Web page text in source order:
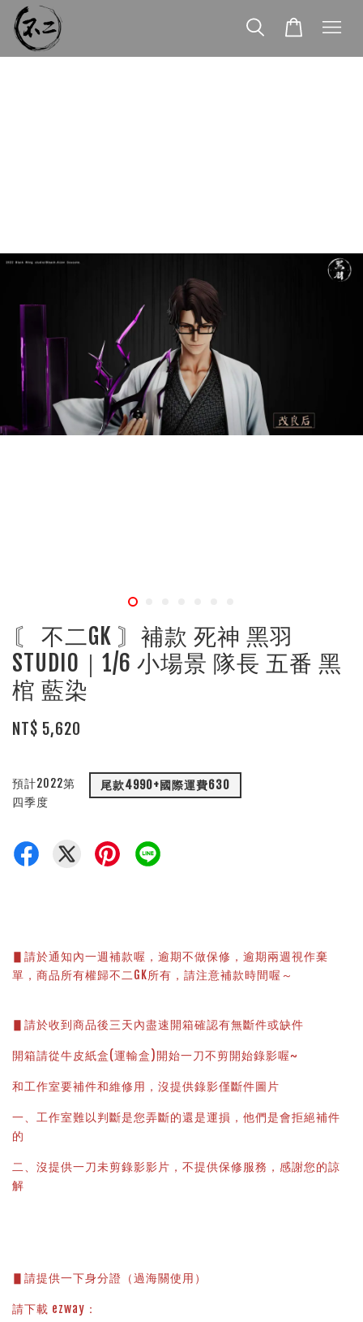
〘 不二GK 〙補款 死神 黑羽
STUDIO｜1/6 小場景 隊長 五番 黑
棺 藍染
NT$ 5,620
預計2022第
四季度
尾款4990+國際運費630
▋請於通知內一週補款喔，逾期不做保修，逾期兩週視作棄
單，商品所有權歸不二GK所有，請注意補款時間喔～
▋請於收到商品後三天內盡速開箱確認有無斷件或缺件
開箱請從牛皮紙盒(運輸盒)開始一刀不剪開始錄影喔~
和工作室要補件和維修用，沒提供錄影僅斷件圖片
一、工作室難以判斷是您弄斷的還是運損，他們是會拒絕補件
的
二、沒提供一刀未剪錄影影片，不提供保修服務，感謝您的諒
解
▋請提供一下身分證（過海關使用）
請下載 ezway：